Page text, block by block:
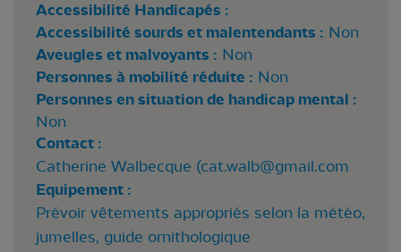
Accessibilité Handicapés :
Accessibilité sourds et malentendants : Non
Aveugles et malvoyants : Non
Personnes à mobilité réduite : Non
Personnes en situation de handicap mental :
Non
Contact :
Catherine Walbecque (cat.walb@gmail.com
Equipement :
Prévoir vêtements appropriés selon la météo,
jumelles, guide ornithologique